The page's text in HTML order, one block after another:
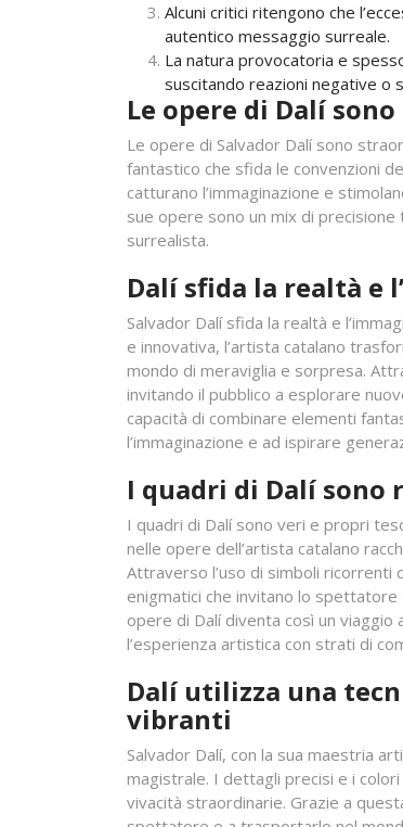
Alcuni critici ritengono che
autentico messaggio surreale.
La natura provocatoria e
suscitando reazioni negative o
Le opere di Dalí
Le opere di Salvador Dalí sono
fantastico che sfida le convenzioni
catturano l’immaginazione e
sue opere sono un mix di
surrealista.
Dalí sfida la realtà e
Salvador Dalí sfida la realtà e
e innovativa, l’artista catalano
mondo di meraviglia e sorpresa.
invitando il pubblico a esplorare
capacità di combinare elementi
l’immaginazione e ad ispirare
I quadri di Dalí sono
I quadri di Dalí sono veri e propri
nelle opere dell’artista catalano
Attraverso l’uso di simboli
enigmatici che invitano lo
opere di Dalí diventa così un
l’esperienza artistica con strati di
Dalí utilizza una
vibranti
Salvador Dalí, con la sua maestria
magistrale. I dettagli precisi e i
vivacità straordinarie. Grazie a